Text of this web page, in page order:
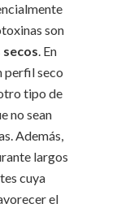
son
. En
perfil seco
tipo de
no sean
Además,
largos
cuya
el